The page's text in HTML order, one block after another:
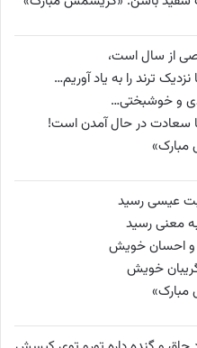
از سال است،
ترند را به یاد آوریم…
و خوشبختی…
سعادت در حال آمدن است!
عیسی رسید
معنی رسید
و احسان خویش
خویش